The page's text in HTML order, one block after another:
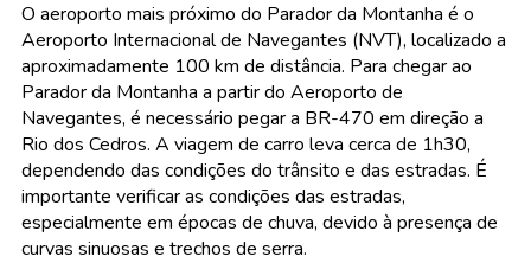
O aeroporto mais próximo do Parador da Montanha é o
Aeroporto Internacional de Navegantes (NVT), localizado a
aproximadamente 100 km de distância. Para chegar ao
Parador da Montanha a partir do Aeroporto de
Navegantes, é necessário pegar a BR-470 em direção a
Rio dos Cedros. A viagem de carro leva cerca de 1h30,
dependendo das condições do trânsito e das estradas. É
importante verificar as condições das estradas,
especialmente em épocas de chuva, devido à presença de
curvas sinuosas e trechos de serra.